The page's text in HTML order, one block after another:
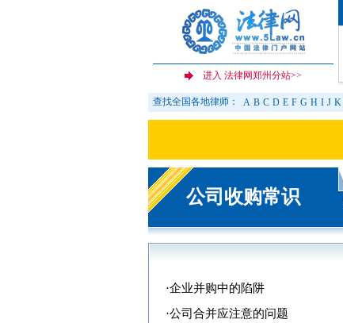
查找全国各地律师： A B C D E F G H I J K
公司收购常识
·企业并购中的陷阱
·公司合并应注意的问题